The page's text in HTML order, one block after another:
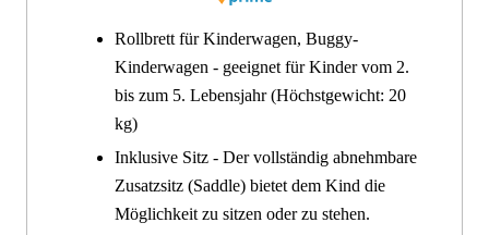
Rollbrett für Kinderwagen, Buggy-
Kinderwagen - geeignet für Kinder vom 2.
bis zum 5. Lebensjahr (Höchstgewicht: 20
kg)
Inklusive Sitz - Der vollständig abnehmbare
Zusatzsitz (Saddle) bietet dem Kind die
Möglichkeit zu sitzen oder zu stehen.